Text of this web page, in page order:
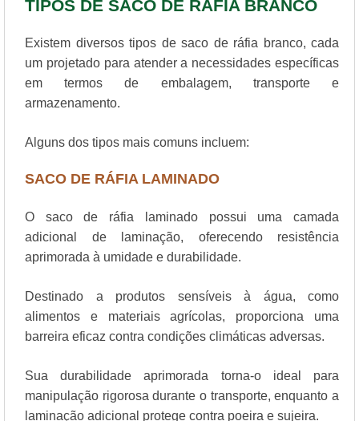
TIPOS DE SACO DE RAFIA BRANCO
Existem diversos tipos de saco de ráfia branco, cada
um projetado para atender a necessidades específicas
em termos de embalagem, transporte e
armazenamento.
Alguns dos tipos mais comuns incluem:
SACO DE RÁFIA LAMINADO
O saco de ráfia laminado possui uma camada
adicional de laminação, oferecendo resistência
aprimorada à umidade e durabilidade.
Destinado a produtos sensíveis à água, como
alimentos e materiais agrícolas, proporciona uma
barreira eficaz contra condições climáticas adversas.
Sua durabilidade aprimorada torna-o ideal para
manipulação rigorosa durante o transporte, enquanto a
laminação adicional protege contra poeira e sujeira.